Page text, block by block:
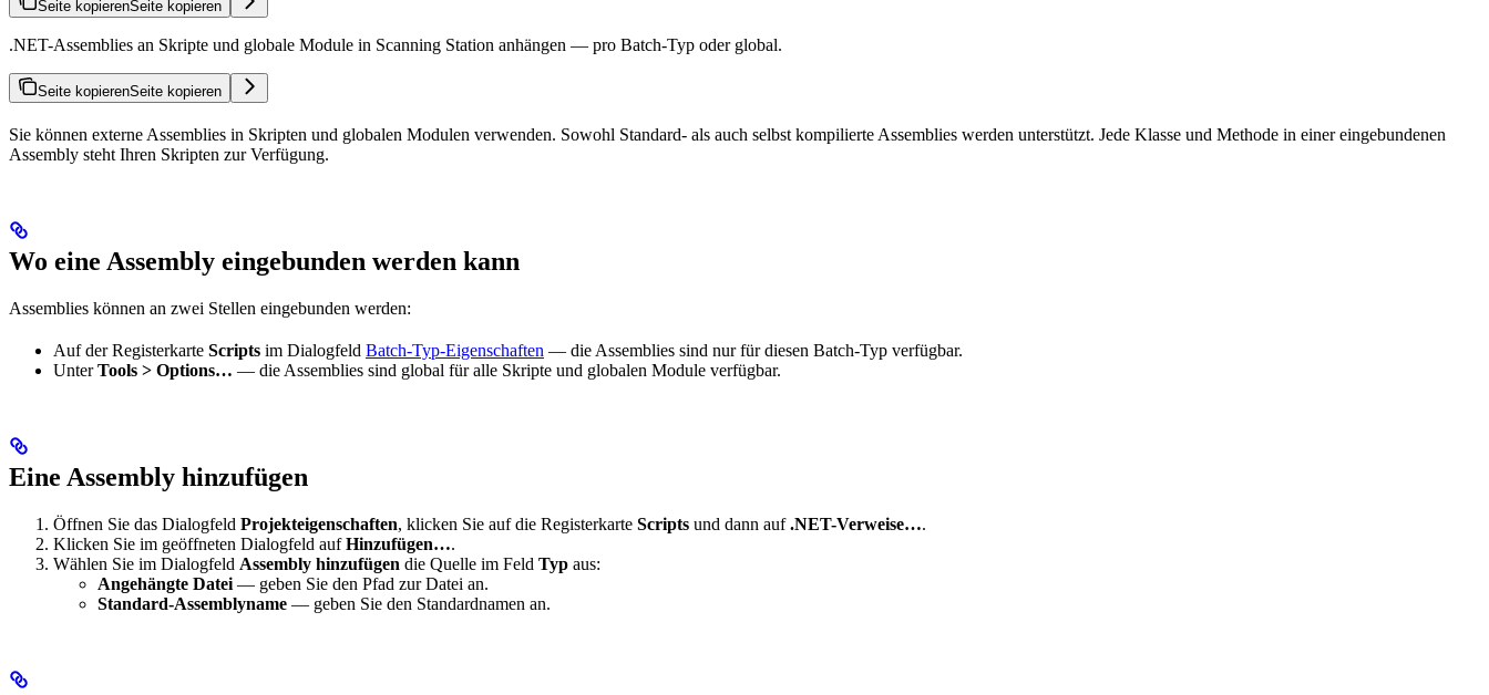
Seite kopierenSeite kopieren
.NET-Assemblies an Skripte und globale Module in Scanning Station anhängen — pro Batch-Typ oder global.
Seite kopierenSeite kopieren
Sie können externe Assemblies in Skripten und globalen Modulen verwenden. Sowohl Standard- als auch selbst kompilierte Assemblies werden unterstützt. Jede Klasse und Methode in einer eingebundenen
Assembly steht Ihren Skripten zur Verfügung.
Wo eine Assembly eingebunden werden kann
Assemblies können an zwei Stellen eingebunden werden:
Auf der Registerkarte Scripts im Dialogfeld Batch-Typ-Eigenschaften — die Assemblies sind nur für diesen Batch-Typ verfügbar.
UnterTools > Options… — die Assemblies sind global für alle Skripte und globalen Module verfügbar.
Eine Assembly hinzufügen
Öffnen Sie das Dialogfeld Projekteigenschaften, klicken Sie auf die Registerkarte Scripts und dann auf.NET-Verweise….
Klicken Sie im geöffneten Dialogfeld aufHinzufügen….
Wählen Sie im Dialogfeld Assembly hinzufügen die Quelle im Feld Typ aus:
Angehängte Datei — geben Sie den Pfad zur Datei an.
Standard-Assemblyname — geben Sie den Standardnamen an.